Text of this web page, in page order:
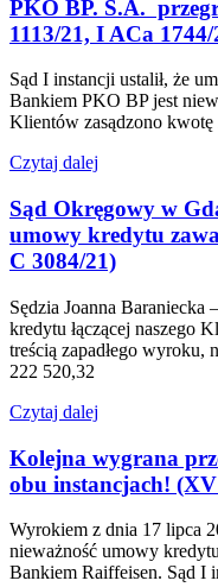
PKO BP. S.A.
1113/21, I ACa 1744/
Sąd I instancji ustalił, że
Bankiem PKO BP jest
Klientów zasądzono
Czytaj dalej
Sąd Okręgowy w
umowy kredytu
C 3084/21)
Sędzia Joanna Baraniecka
kredytu łączącej naszego
treścią zapadłego
222 520,32
Czytaj dalej
Kolejna wygrana
obu instancjach!
Wyrokiem z dnia 17 lipca
nieważność umowy
Bankiem Raiffeisen. Sąd I